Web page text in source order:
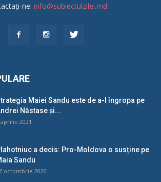
ne: info@subiectulzilei.md
Maiei Sandu este de a-l îngropa pe
Năstase și...
2021
a decis: Pro-Moldova o susține pe
Sandu
octombrie 2020